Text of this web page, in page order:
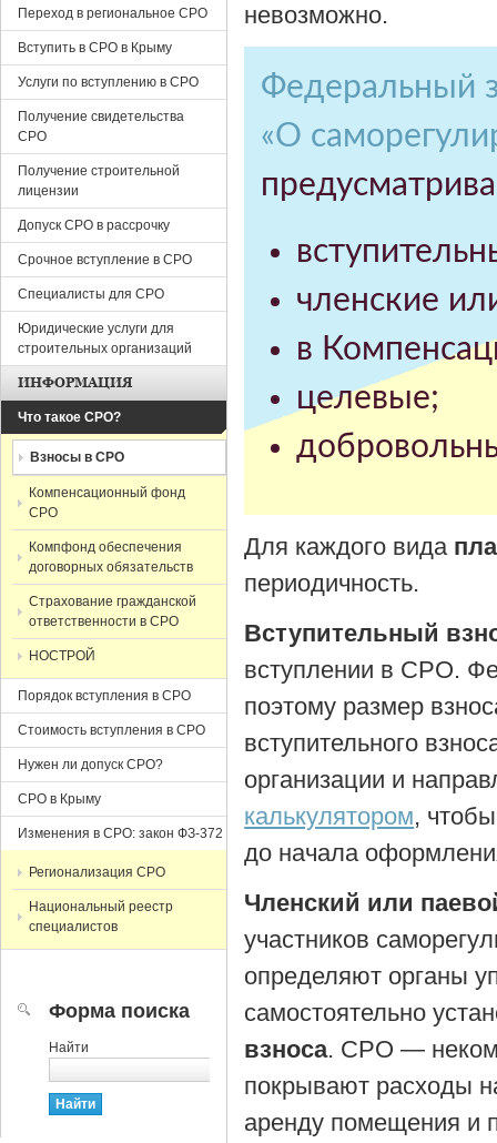
невозможно.
Федеральный
«О
членские
в
целевые;
Для каждого вида
периодичность.
Вступительный
вступлении в СРО.
поэтому размер
вступительного
организации и
калькулятором,
до начала
Членский или
участников
определяют органы
самостоятельно
взноса. СРО —
покрывают расходы
аренду помещения и
Переход в региональное СРО
Вступить в СРО в Крыму
Услуги по вступлению в СРО
Получение свидетельства
СРО
Получение строительной
лицензии
Допуск СРО в рассрочку
Срочное вступление в СРО
Специалисты для СРО
Юридические услуги для
строительных организаций
ИНФОРМАЦИЯ
Что такое СРО?
Взносы в СРО
Компенсационный фонд
СРО
Компфонд обеспечения
договорных обязательств
Страхование гражданской
ответственности в СРО
НОСТРОЙ
Порядок вступления в СРО
Стоимость вступления в СРО
Нужен ли допуск СРО?
СРО в Крыму
Изменения в СРО: закон ФЗ-372
Регионализация СРО
Национальный реестр
специалистов
Форма поиска
Найти